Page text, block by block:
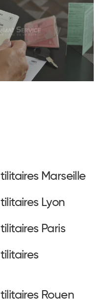
Marseille
Lyon
Paris
Rouen